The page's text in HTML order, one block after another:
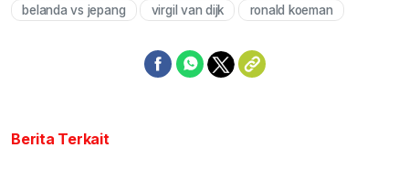
belanda vs jepang virgil van dijk ronald koeman
Berita Terkait